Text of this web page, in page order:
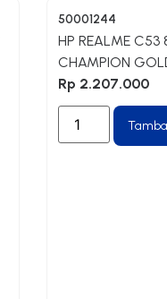
50001244
HP REALME C53
CHAMPION
Rp 2.207.000